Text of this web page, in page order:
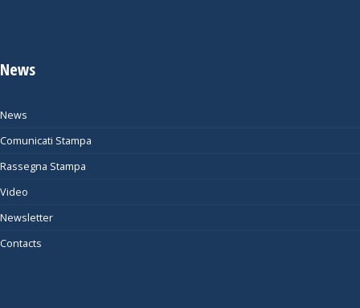
News
News
Comunicati Stampa
Rassegna Stampa
Video
Newsletter
Contacts